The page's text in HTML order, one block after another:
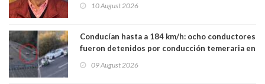
10 August 2026
Conducían hasta a 184 km/h: ocho conductores
fueron detenidos por conducción temeraria en
09 August 2026